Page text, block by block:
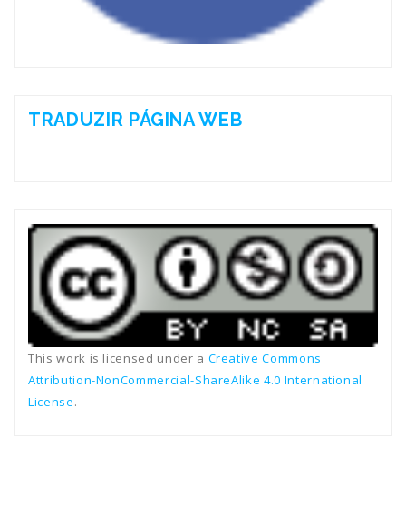
TRADUZIR PÁGINA WEB
This work is licensed under a Creative Commons
Attribution-NonCommercial-ShareAlike 4.0 International
License.